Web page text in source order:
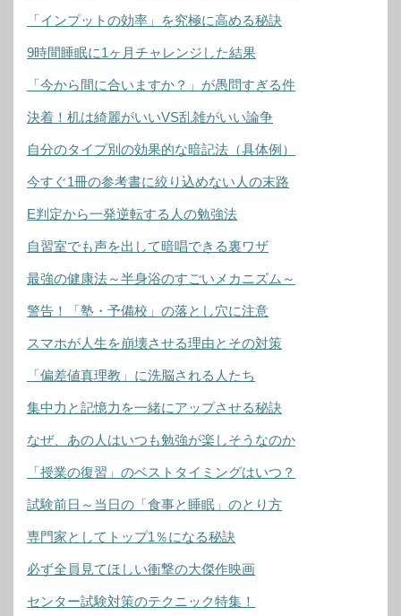
「インプットの効率」を究極に高める秘訣
9時間睡眠に1ヶ月チャレンジした結果
「今から間に合いますか？」が愚問すぎる件
決着！机は綺麗がいいVS乱雑がいい論争
自分のタイプ別の効果的な暗記法（具体例）
今すぐ1冊の参考書に絞り込めない人の末路
E判定から一発逆転する人の勉強法
自習室でも声を出して暗唱できる裏ワザ
最強の健康法～半身浴のすごいメカニズム～
警告！「塾・予備校」の落とし穴に注意
スマホが人生を崩壊させる理由とその対策
「偏差値真理教」に洗脳される人たち
集中力と記憶力を一緒にアップさせる秘訣
なぜ、あの人はいつも勉強が楽しそうなのか
「授業の復習」のベストタイミングはいつ？
試験前日～当日の「食事と睡眠」のとり方
専門家としてトップ1％になる秘訣
必ず全員見てほしい衝撃の大傑作映画
センター試験対策のテクニック特集！